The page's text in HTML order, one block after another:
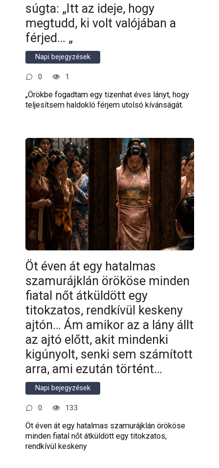
súgta: „Itt az ideje, hogy
megtudd, ki volt valójában a
férjed… „
Napi bejegyzések
0 1
„Örökbe fogadtam egy tizenhat éves lányt, hogy
teljesítsem haldokló férjem utolsó kívánságát.
Öt éven át egy hatalmas
szamurájklán örököse minden
fiatal nőt átküldött egy
titokzatos, rendkívül keskeny
ajtón… Ám amikor az a lány állt
az ajtó előtt, akit mindenki
kigúnyolt, senki sem számított
arra, ami ezután történt…
Napi bejegyzések
0 133
Öt éven át egy hatalmas szamurájklán örököse
minden fiatal nőt átküldött egy titokzatos,
rendkívül keskeny